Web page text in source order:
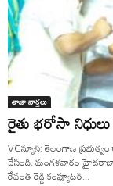
తాజా వార్తలు
రైతు భరోసా
VGన్యూస్: తెలంగాణ
చేసింది. మంగళవారం
రేవంత్ రెడ్డి కంప్యూటర్...